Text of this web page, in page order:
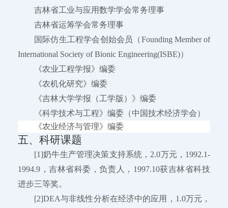
吉林省工业与应用数学学会常务理事
吉林省运筹学会常务理事
国际仿生工程学会创始会员（Founding Member of
International Society of Bionic Engineering(ISBE)）
《农业工程学报》编委
《农机化研究》编委
《吉林大学学报（工学版）》编委
《科学技术与工程》编委（中国技术经济学会）
《农业经济与管理》编委
五、科研课题
[1]奶牛生产管理决策支持系统，2.0万元，1992.1-
1994.9，吉林省科委，负责人，1997.10获吉林省科技
进步三等奖。
[2]DEA与非线性分析在经济中的应用，1.0万元，